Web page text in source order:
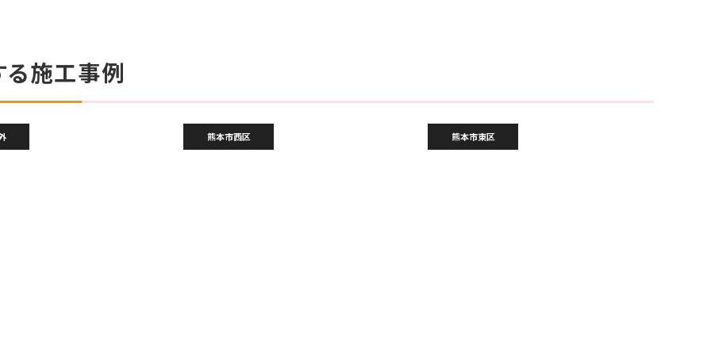
る施工事例
熊本市西区 熊本市東区